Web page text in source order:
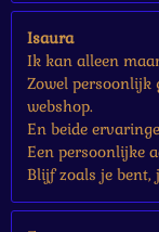
Isaura
Ik kan alleen
Zowel persoonlijk
webshop.
En beide
Een persoonlijke
Blijf zoals je bent,